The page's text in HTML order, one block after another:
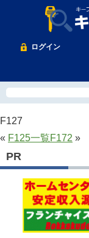
ログイン
F127
« F125一覧F172 »
PR